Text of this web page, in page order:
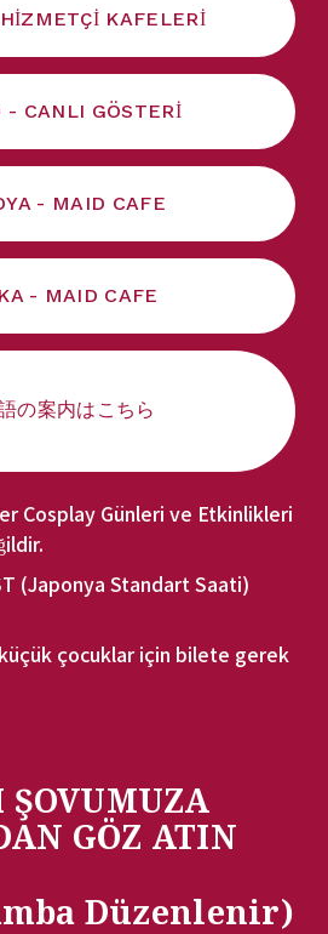
KAFELERİ
- CANLI GÖSTERİ
- MAID CAFE
- MAID CAFE
の案内はこちら
Cosplay Günleri ve Etkinlikleri
(Japonya Standart Saati)
çocuklar için bilete gerek
GÖZ ATIN
Düzenlenir)